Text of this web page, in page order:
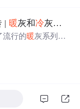
供指导。
| 暖灰和冷灰的主要区别 | 湿贴和干挂的适用场景和优缺点 | 选择广州瓷砖技巧
流行的暖灰系列与